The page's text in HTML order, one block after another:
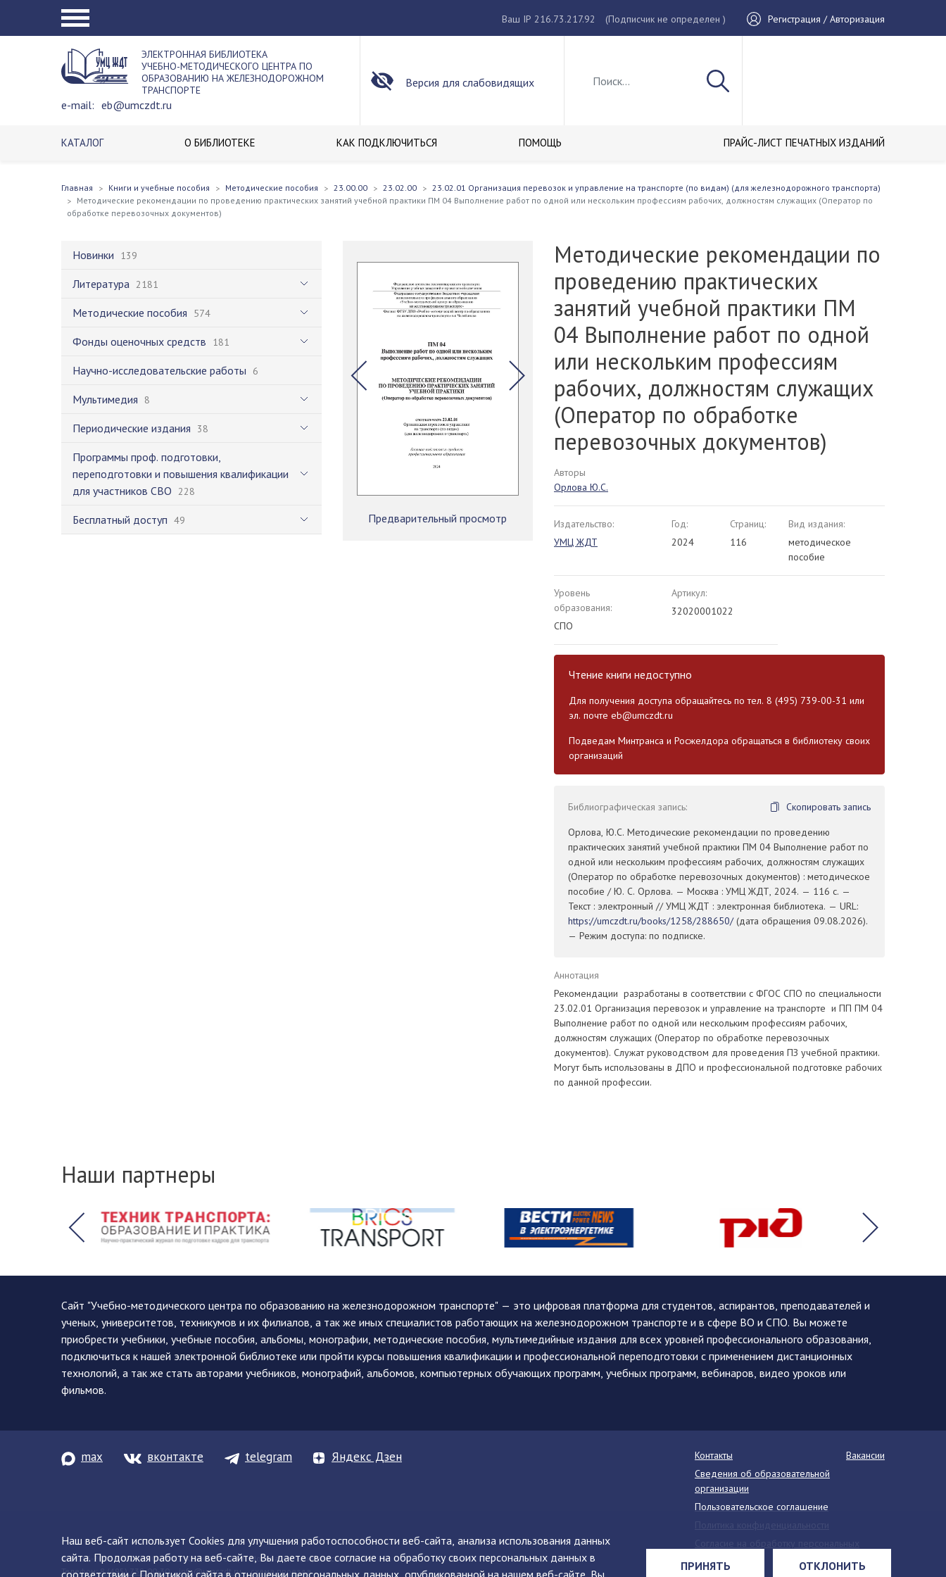
Ваш IP 216.73.217.92 (Подписчик не определен ) Регистрация / Авторизация
ЭЛЕКТРОННАЯ БИБЛИОТЕКА
УЧЕБНО-МЕТОДИЧЕСКОГО ЦЕНТРА ПО
ОБРАЗОВАНИЮ НА ЖЕЛЕЗНОДОРОЖНОМ
ТРАНСПОРТЕ
e-mail: eb@umczdt.ru
Версия для слабовидящих
КАТАЛОГ О БИБЛИОТЕКЕ КАК ПОДКЛЮЧИТЬСЯ ПОМОЩЬ ПРАЙС-ЛИСТ ПЕЧАТНЫХ ИЗДАНИЙ
Главная Книги и учебные пособия Методические пособия 23.00.00 23.02.00
23.02.01 Организация перевозок и управление на транспорте (по видам) (для железнодорожного транспорта)
Методические рекомендации по проведению практических занятий учебной практики ПМ 04 Выполнение работ по одной или нескольким профессиям рабочих, должностям служащих (Оператор по
обработке перевозочных документов)
Новинки 139
Литература 2181
Методические пособия 574
Фонды оценочных средств 181
Научно-исследовательские работы 6
Мультимедия 8
Периодические издания 38
Программы проф. подготовки,
переподготовки и повышения квалификации
для участников СВО 228
Бесплатный доступ 49 Предварительный просмотр
Методические рекомендации по
проведению практических
занятий учебной практики ПМ
04 Выполнение работ по одной
или нескольким профессиям
рабочих, должностям служащих
(Оператор по обработке
перевозочных документов)
Авторы
Орлова Ю.С.
Издательство:
УМЦ ЖДТ
Год:
2024
Страниц:
116
Вид издания:
методическое
пособие
Уровень
образования:
СПО
Артикул:
32020001022
Чтение книги недоступно
Для получения доступа обращайтесь по тел. 8 (495) 739-00-31 или
эл. почте eb@umczdt.ru
Подведам Минтранса и Росжелдора обращаться в библиотеку своих
организаций
Библиографическая запись:
Скопировать запись
Орлова, Ю.С. Методические рекомендации по проведению
практических занятий учебной практики ПМ 04 Выполнение работ по
одной или нескольким профессиям рабочих, должностям служащих
(Оператор по обработке перевозочных документов) : методическое
пособие / Ю. С. Орлова. — Москва : УМЦ ЖДТ, 2024. — 116 с. —
Текст : электронный // УМЦ ЖДТ : электронная библиотека. — URL:
https://umczdt.ru/books/1258/288650/(дата обращения 09.08.2026).
— Режим доступа: по подписке.
Аннотация
Рекомендации разработаны в соответствии с ФГОС СПО по специальности
23.02.01 Организация перевозок и управление на транспорте и ПП ПМ 04
Выполнение работ по одной или нескольким профессиям рабочих,
должностям служащих (Оператор по обработке перевозочных
документов). Служат руководством для проведения ПЗ учебной практики.
Могут быть использованы в ДПО и профессиональной подготовке рабочих
по данной профессии.
Наши партнеры
Наш веб-сайт использует Cookies для улучшения работоспособности веб-сайта, анализа использования данных
сайта. Продолжая работу на веб-сайте, Вы даете свое согласие на обработку своих персональных данных в
соответствии с Политикой сайта в отношении персональных данных, опубликованной на нашем веб-сайте. Вы
ПРИНЯТЬ ОТКЛОНИТЬ
Сайт "Учебно-методического центра по образованию на железнодорожном транспорте" — это цифровая платформа для студентов, аспирантов, преподавателей и
ученых, университетов, техникумов и их филиалов, а так же иных специалистов работающих на железнодорожном транспорте и в сфере ВО и СПО. Вы можете
приобрести учебники, учебные пособия, альбомы, монографии, методические пособия, мультимедийные издания для всех уровней профессионального образования,
подключиться к нашей электронной библиотеке или пройти курсы повышения квалификации и профессиональной переподготовки с применением дистанционных
технологий, а так же стать авторами учебников, монографий, альбомов, компьютерных обучающих программ, учебных программ, вебинаров, видео уроков или
фильмов.
max вконтакте telegram Яндекс Дзен
© 2013-2026 ФГБУ ДПО «УМЦ ЖДТ» 105082, г. Москва, ул. Бакунинская, д. 71
Телефон:8 (495) 739-00-30 info@umczdt.ru схема проезда
Контакты
Вакансии
Сведения об образовательной
организации
Пользовательское соглашение